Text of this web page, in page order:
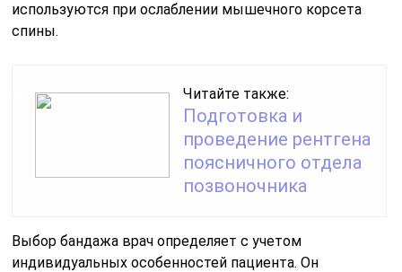
используются при ослаблении мышечного корсета
спины.
Читайте также:
Подготовка и
проведение рентгена
поясничного отдела
позвоночника
Выбор бандажа врач определяет с учетом
индивидуальных особенностей пациента. Он